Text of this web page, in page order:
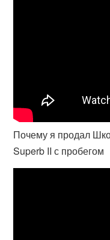
Почему я продал
Superb II с пробегом